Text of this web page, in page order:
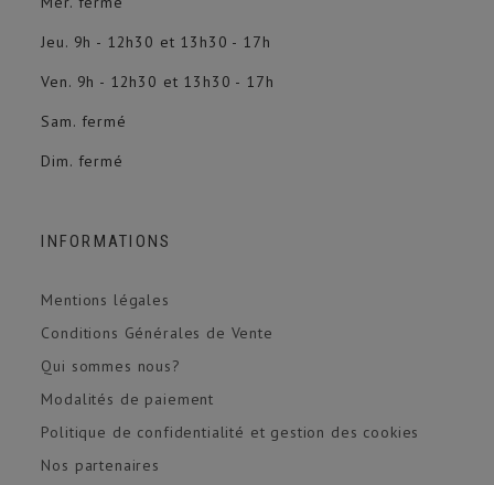
Jeu. 9h - 12h30 et 13h30 - 17h
Ven. 9h - 12h30 et 13h30 - 17h
Sam. fermé
Dim. fermé
INFORMATIONS
Mentions légales
Conditions Générales de Vente
Qui sommes nous?
Modalités de paiement
Politique de confidentialité et gestion des cookies
Nos partenaires